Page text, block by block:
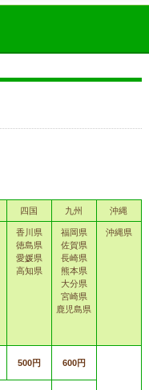
四国 九州 沖縄
香川県
徳島県
愛媛県
高知県
福岡県
佐賀県
長崎県
熊本県
大分県
宮崎県
鹿児島県
沖縄県
500円 600円